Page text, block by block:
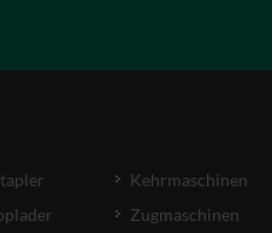
Kehrmaschinen
Zugmaschinen